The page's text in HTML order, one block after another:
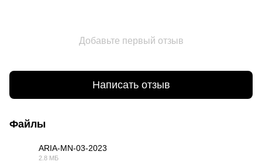
Добавьте первый отзыв
Написать отзыв
Файлы
ARIA-MN-03-2023
2.8 МБ